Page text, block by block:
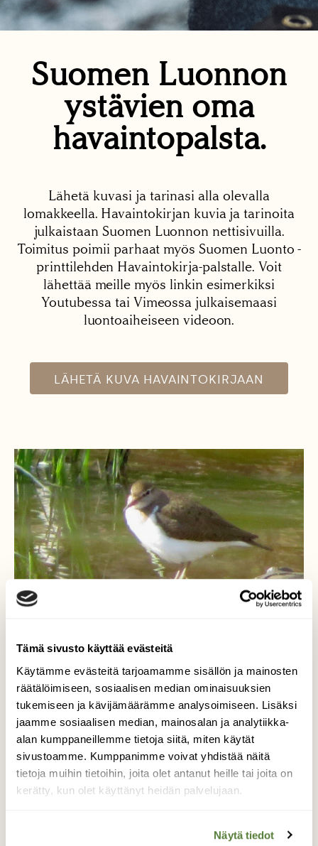
Tämä sivusto käyttää evästeitä
Käytämme evästeitä tarjoamamme sisällön ja mainosten
räätälöimiseen, sosiaalisen median ominaisuuksien
tukemiseen ja kävijämäärämme analysoimiseen. Lisäksi
jaamme sosiaalisen median, mainosalan ja analytiikka-
alan kumppaneillemme tietoja siitä, miten käytät
sivustoamme. Kumppanimme voivat yhdistää näitä
tietoja muihin tietoihin, joita olet antanut heille tai joita on
kerätty, kun olet käyttänyt heidän palvelujaan.
Näytä tiedot
Suomen Luonnon
ystävien oma
havaintopalsta.
Lähetä kuvasi ja tarinasi alla olevalla
lomakkeella. Havaintokirjan kuvia ja tarinoita
julkaistaan Suomen Luonnon nettisivuilla.
Toimitus poimii parhaat myös Suomen Luonto -
printtilehden Havaintokirja-palstalle. Voit
lähettää meille myös linkin esimerkiksi
Youtubessa tai Vimeossa julkaisemaasi
luontoaiheiseen videoon.
LÄHETÄ KUVA HAVAINTOKIRJAAN
Rantasipi
Rantasipeillä oli taisi olla pariutumispuuhat
joessa olevalla puunrungolla; toinen istui
parin metrin päässä.
Valokuvaaja: Risto Kangassalo, Raisionjoki, Raisio
3.5.2025